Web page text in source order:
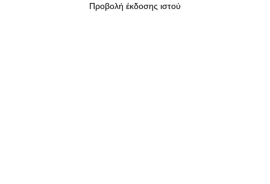
Προβολή έκδοσης ιστού